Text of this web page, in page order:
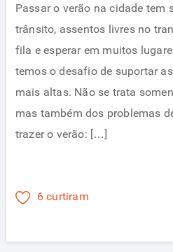
Passar o verão na cidade tem
trânsito, assentos livres no
fila e esperar em muitos
temos o desafio de suportar
mais altas. Não se trata
mas também dos problemas
trazer o verão: […]
6 curtiram